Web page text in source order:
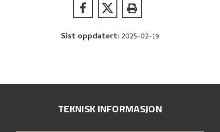
Sist oppdatert: 2025-02-19
TEKNISK INFORMASJON